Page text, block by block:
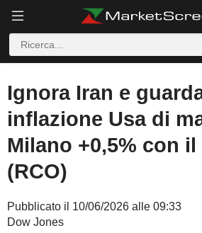
Ignora Iran e
inflazione Usa di
Milano +0,5% con
(RCO)
Pubblicato il 10/06/2026 alle 09:33
Dow Jones